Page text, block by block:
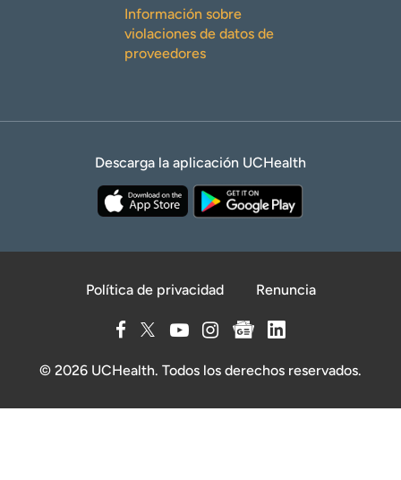
Información sobre
violaciones de datos de
proveedores
Descarga la aplicación UCHealth
Política de privacidad Renuncia
© 2026 UCHealth. Todos los derechos reservados.